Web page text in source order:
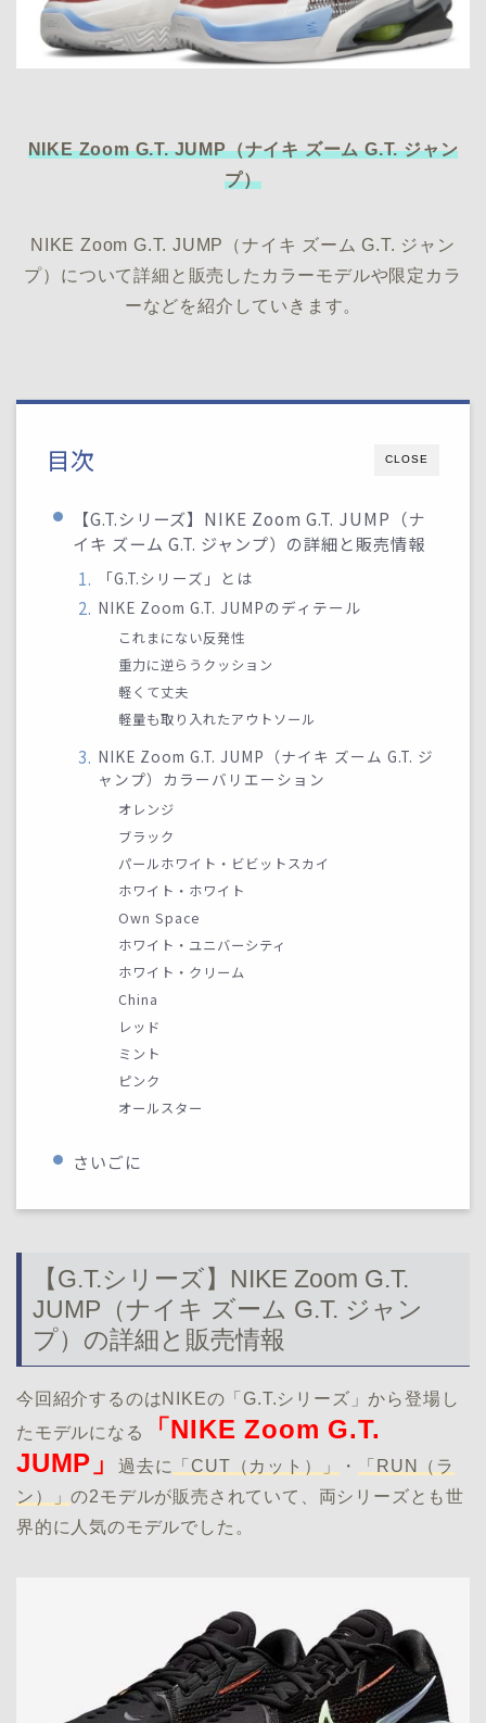
NIKE Zoom G.T. JUMP（ナイキ ズーム G.T. ジャン
プ）
NIKE Zoom G.T. JUMP（ナイキ ズーム G.T. ジャン
プ）について詳細と販売したカラーモデルや限定カラ
ーなどを紹介していきます。
CLOSE
目次
【G.T.シリーズ】NIKE Zoom G.T. JUMP（ナ
イキ ズーム G.T. ジャンプ）の詳細と販売情報
「G.T.シリーズ」とは
NIKE Zoom G.T. JUMPのディテール
これまにない反発性
重力に逆らうクッション
軽くて丈夫
軽量も取り入れたアウトソール
NIKE Zoom G.T. JUMP（ナイキ ズーム G.T. ジ
ャンプ）カラーバリエーション
オレンジ
ブラック
パールホワイト・ビビットスカイ
ホワイト・ホワイト
Own Space
ホワイト・ユニバーシティ
ホワイト・クリーム
China
レッド
ミント
ピンク
オールスター
さいごに
【G.T.シリーズ】NIKE Zoom G.T.
JUMP（ナイキ ズーム G.T. ジャン
プ）の詳細と販売情報
今回紹介するのはNIKEの「G.T.シリーズ」から登場し
たモデルになる
「NIKE Zoom G.T.
JUMP」
過去に 「CUT（カット）」 ・
「RUN（ラ
ン）」の2モデルが販売されていて、両シリーズとも世
界的に人気のモデルでした。